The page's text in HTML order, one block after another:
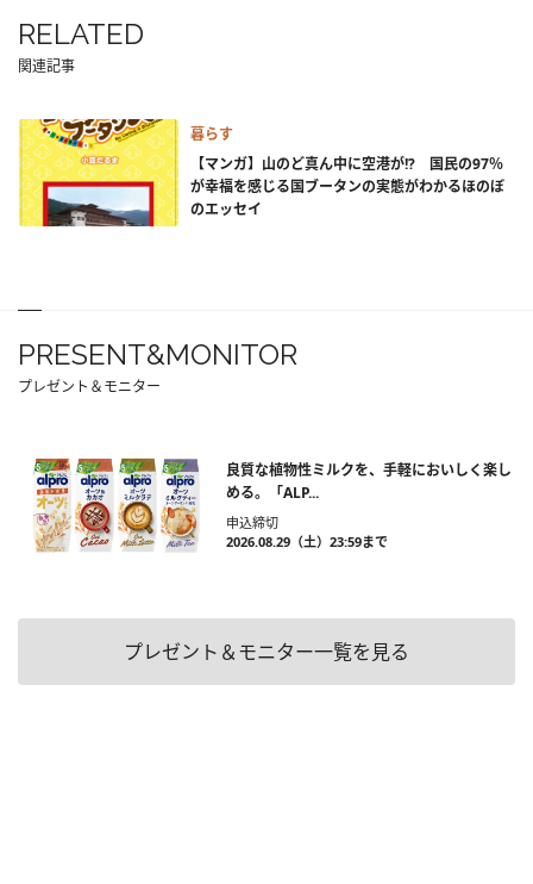
RELATED
関連記事
暮らす
【マンガ】山のど真ん中に空港が!? 国民の97％
が幸福を感じる国ブータンの実態がわかるほのぼ
のエッセイ
PRESENT&MONITOR
プレゼント＆モニター
良質な植物性ミルクを、手軽においしく楽し
める。「ALP...
申込締切
2026.08.29（土）23:59まで
プレゼント＆モニター一覧を見る